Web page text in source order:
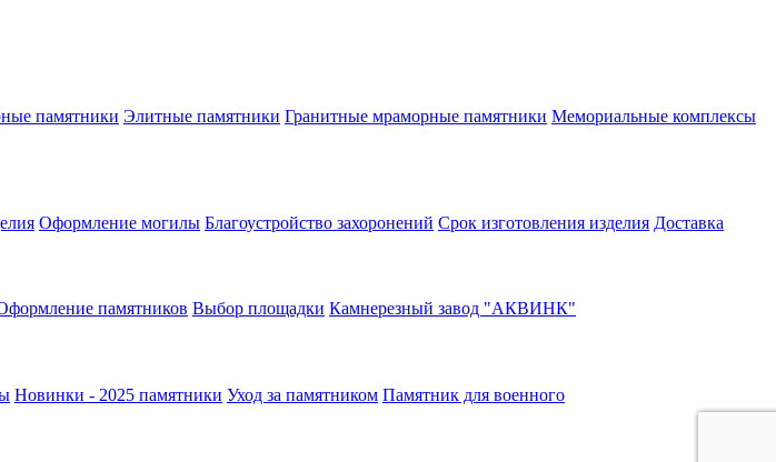
памятники Элитные памятники Гранитные мраморные памятники Мемориальные комплексы
Оформление могилы Благоустройство захоронений Срок изготовления изделия Доставка
памятников Выбор площадки Камнерезный завод "АКВИНК"
Новинки - 2025 памятники Уход за памятником Памятник для военного